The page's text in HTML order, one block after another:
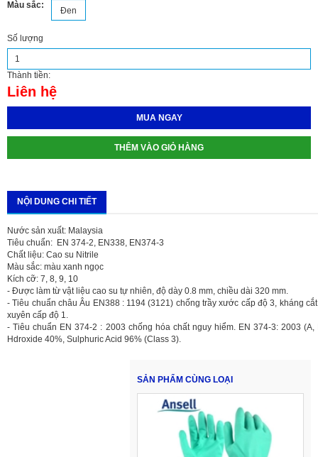
Màu sắc:
Đen
Số lượng
Thành tiền:
Liên hệ
MUA NGAY
THÊM VÀO GIỎ HÀNG
NỘI DUNG CHI TIẾT
Nước sản xuất: Malaysia
Tiêu chuẩn: EN 374-2, EN338, EN374-3
Chất liệu: Cao su Nitrile
Màu sắc: màu xanh ngọc
Kích cỡ: 7, 8, 9, 10
- Được làm từ vật liệu cao su tự nhiên, độ dày 0.8 mm, chiều dài 320 mm.
- Tiêu chuẩn châu Âu EN388 : 1194 (3121) chống trầy xước cấp độ 3, kháng
xuyên cấp độ 1.
- Tiêu chuẩn EN 374-2 : 2003 chống hóa chất nguy hiểm. EN 374-3: 2003
Hdroxide 40%, Sulphuric Acid 96% (Class 3).
SẢN PHẨM CÙNG LOẠI